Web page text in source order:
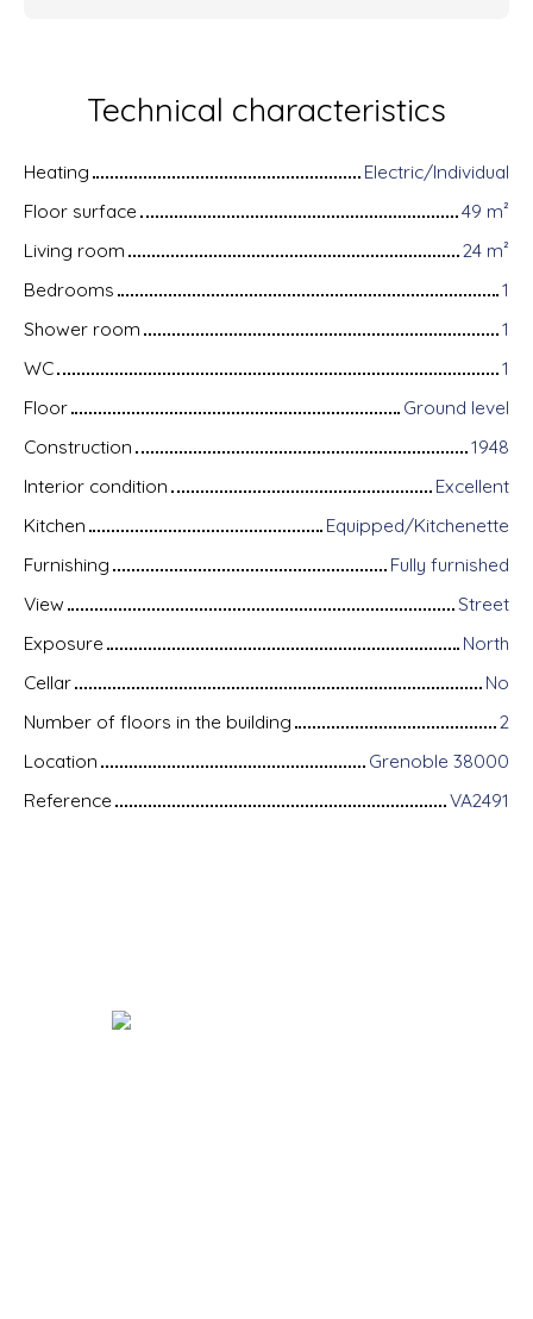
Technical characteristics
Heating
Electric/Individual
Floor surface
49 m²
Living room
24 m²
Bedrooms
1
Shower room
1
WC
1
Floor
Ground level
Construction
1948
Interior condition
Excellent
Kitchen
Equipped/Kitchenette
Furnishing
Fully furnished
View
Street
Exposure
North
Cellar
No
Number of floors in the building
2
Location
Grenoble 38000
Reference
VA2491